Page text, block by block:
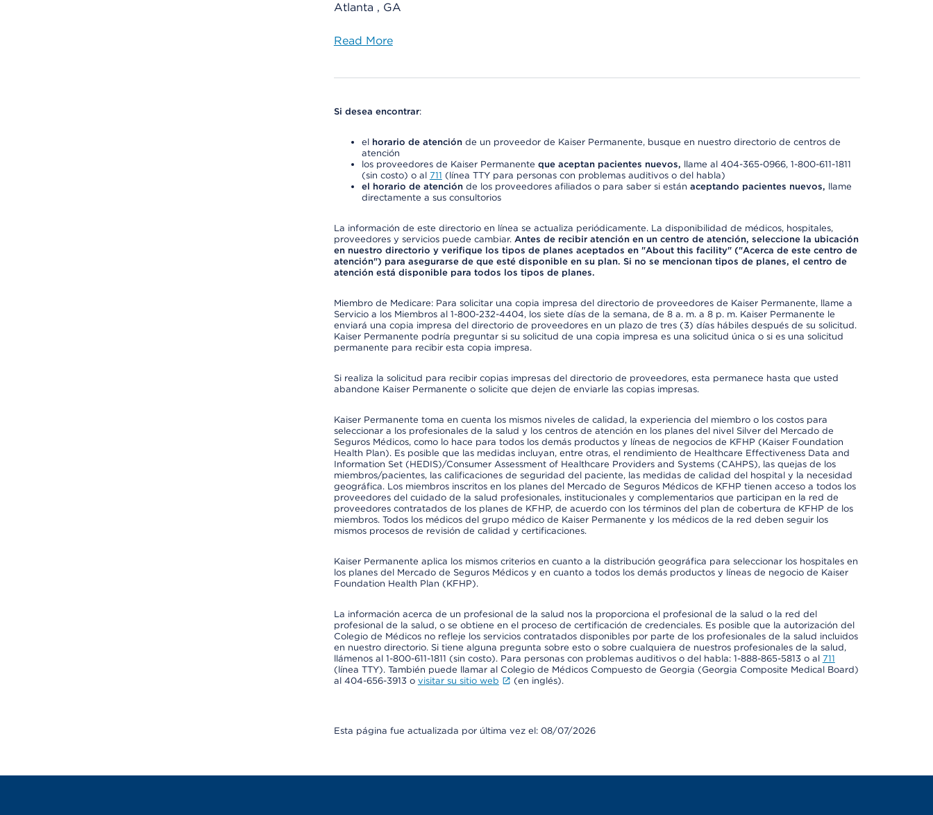
Atlanta , GA
Read More
Si desea encontrar:
el horario de atenciónde un proveedor de Kaiser Permanente, busque en nuestro directorio de centros de
atención
los proveedores de Kaiser Permanente que aceptan pacientes nuevos, llame al 404-365-0966, 1-800-611-1811
(sin costo) o al 711 (línea TTY para personas con problemas auditivos o del habla)
el horario de atenciónde los proveedores afiliados o para saber si están aceptando pacientes nuevos, llame
directamente a sus consultorios
La información de este directorio en línea se actualiza periódicamente. La disponibilidad de médicos, hospitales,
proveedores y servicios puede cambiar. Antes de recibir atención en un centro de atención, seleccione la ubicación
en nuestro directorio y verifique los tipos de planes aceptados en "About this facility" ("Acerca de este centro de
atención") para asegurarse de que esté disponible en su plan. Si no se mencionan tipos de planes, el centro de
atención está disponible para todos los tipos de planes.
Miembro de Medicare: Para solicitar una copia impresa del directorio de proveedores de Kaiser Permanente, llame a
Servicio a los Miembros al 1-800-232-4404, los siete días de la semana, de 8 a. m. a 8 p. m. Kaiser Permanente le
enviará una copia impresa del directorio de proveedores en un plazo de tres (3) días hábiles después de su solicitud.
Kaiser Permanente podría preguntar si su solicitud de una copia impresa es una solicitud única o si es una solicitud
permanente para recibir esta copia impresa.
Si realiza la solicitud para recibir copias impresas del directorio de proveedores, esta permanece hasta que usted
abandone Kaiser Permanente o solicite que dejen de enviarle las copias impresas.
Kaiser Permanente toma en cuenta los mismos niveles de calidad, la experiencia del miembro o los costos para
seleccionar a los profesionales de la salud y los centros de atención en los planes del nivel Silver del Mercado de
Seguros Médicos, como lo hace para todos los demás productos y líneas de negocios de KFHP (Kaiser Foundation
Health Plan). Es posible que las medidas incluyan, entre otras, el rendimiento de Healthcare Effectiveness Data and
Information Set (HEDIS)/Consumer Assessment of Healthcare Providers and Systems (CAHPS), las quejas de los
miembros/pacientes, las calificaciones de seguridad del paciente, las medidas de calidad del hospital y la necesidad
geográfica. Los miembros inscritos en los planes del Mercado de Seguros Médicos de KFHP tienen acceso a todos los
proveedores del cuidado de la salud profesionales, institucionales y complementarios que participan en la red de
proveedores contratados de los planes de KFHP, de acuerdo con los términos del plan de cobertura de KFHP de los
miembros. Todos los médicos del grupo médico de Kaiser Permanente y los médicos de la red deben seguir los
mismos procesos de revisión de calidad y certificaciones.
Kaiser Permanente aplica los mismos criterios en cuanto a la distribución geográfica para seleccionar los hospitales en
los planes del Mercado de Seguros Médicos y en cuanto a todos los demás productos y líneas de negocio de Kaiser
Foundation Health Plan (KFHP).
La información acerca de un profesional de la salud nos la proporciona el profesional de la salud o la red del
profesional de la salud, o se obtiene en el proceso de certificación de credenciales. Es posible que la autorización del
Colegio de Médicos no refleje los servicios contratados disponibles por parte de los profesionales de la salud incluidos
en nuestro directorio. Si tiene alguna pregunta sobre esto o sobre cualquiera de nuestros profesionales de la salud,
llámenos al 1-800-611-1811 (sin costo). Para personas con problemas auditivos o del habla: 1-888-865-5813 o al 711
(línea TTY). También puede llamar al Colegio de Médicos Compuesto de Georgia (Georgia Composite Medical Board)
al 404-656-3913 o visitar su sitio web (en inglés).
Esta página fue actualizada por última vez el: 08/07/2026